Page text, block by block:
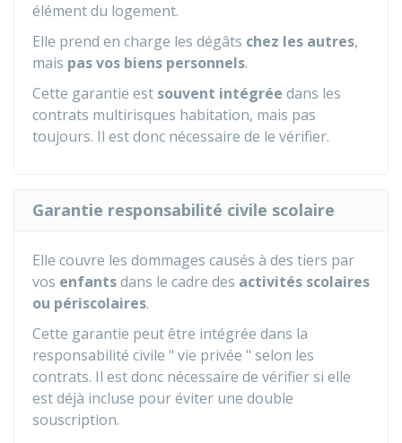
élément du logement.
Elle prend en charge les dégâts chez les autres,
mais pas vos biens personnels.
Cette garantie est souvent intégrée dans les
contrats multirisques habitation, mais pas
toujours. Il est donc nécessaire de le vérifier.
Garantie responsabilité civile scolaire
Elle couvre les dommages causés à des tiers par
vos enfantsdans le cadre des activités scolaires
ou périscolaires.
Cette garantie peut être intégrée dans la
responsabilité civile " vie privée " selon les
contrats. Il est donc nécessaire de vérifier si elle
est déjà incluse pour éviter une double
souscription.